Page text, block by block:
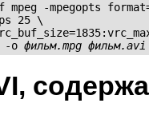
-mpegopts
25 \
-o фильм.mpg фильм.avi